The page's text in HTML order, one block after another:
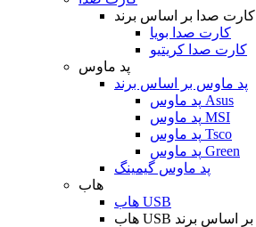
کارت صدا بر اساس برند
کارت صدا بویا
کارت صدا کریتیو
پد ماوس
پد ماوس بر اساس برند
پد ماوس Asus
پد ماوس MSI
پد ماوس Tsco
پد ماوس Green
پد ماوس گیمینگ
هاب
هاب USB
هاب USB بر اساس برند